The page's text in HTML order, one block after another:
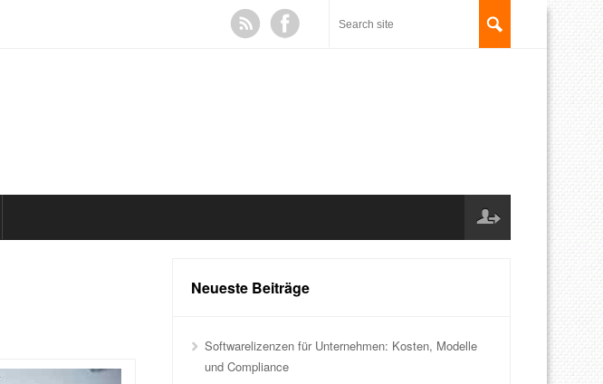
Neueste Beiträge
Softwarelizenzen für Unternehmen: Kosten, Modelle
und Compliance